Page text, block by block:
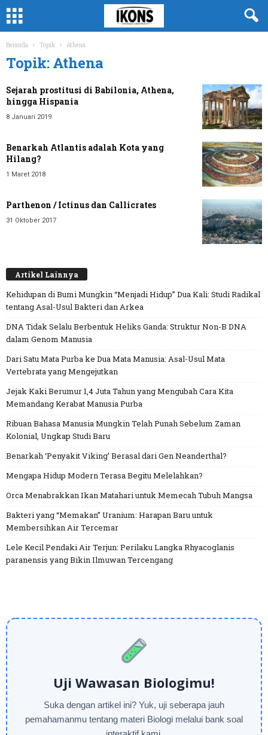
Beranda Topik Athena
Topik: Athena
Sejarah prostitusi di Babilonia, Athena,
hingga Hispania
8 Januari 2019
Benarkah Atlantis adalah Kota yang
Hilang?
1 Maret 2018
Parthenon / Ictinus dan Callicrates
31 Oktober 2017
Artikel Lainnya
Kehidupan di Bumi Mungkin “Menjadi Hidup” Dua Kali: Studi Radikal
tentang Asal-Usul Bakteri dan Arkea
DNA Tidak Selalu Berbentuk Heliks Ganda: Struktur Non-B DNA
dalam Genom Manusia
Dari Satu Mata Purba ke Dua Mata Manusia: Asal-Usul Mata
Vertebrata yang Mengejutkan
Jejak Kaki Berumur 1,4 Juta Tahun yang Mengubah Cara Kita
Memandang Kerabat Manusia Purba
Ribuan Bahasa Manusia Mungkin Telah Punah Sebelum Zaman
Kolonial, Ungkap Studi Baru
Benarkah ‘Penyakit Viking’ Berasal dari Gen Neanderthal?
Mengapa Hidup Modern Terasa Begitu Melelahkan?
Orca Menabrakkan Ikan Matahari untuk Memecah Tubuh Mangsa
Bakteri yang “Memakan” Uranium: Harapan Baru untuk
Membersihkan Air Tercemar
Lele Kecil Pendaki Air Terjun: Perilaku Langka Rhyacoglanis
paranensis yang Bikin Ilmuwan Tercengang
Uji Wawasan Biologimu!
Suka dengan artikel ini? Yuk, uji seberapa jauh
pemahamanmu tentang materi Biologi melalui bank soal